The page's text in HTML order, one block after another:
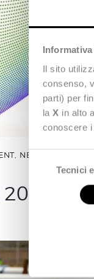
Il sito
consenso,
parti) per
la X in alto
conoscere
S
o
n
e
Tecnici
, NEXT SMART CITY